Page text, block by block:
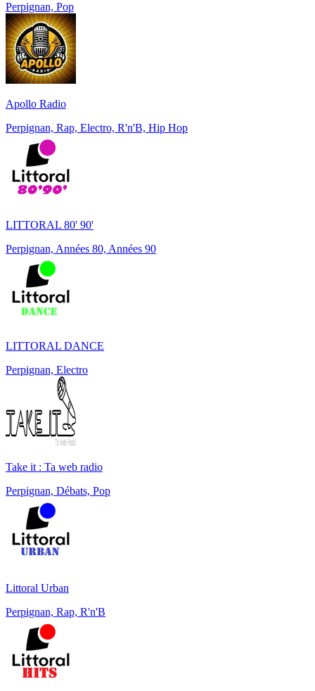
Perpignan, Pop
Apollo Radio
Perpignan, Rap, Electro, R'n'B, Hip Hop
LITTORAL 80' 90'
Perpignan, Années 80, Années 90
LITTORAL DANCE
Perpignan, Electro
Take it : Ta web radio
Perpignan, Débats, Pop
Littoral Urban
Perpignan, Rap, R'n'B